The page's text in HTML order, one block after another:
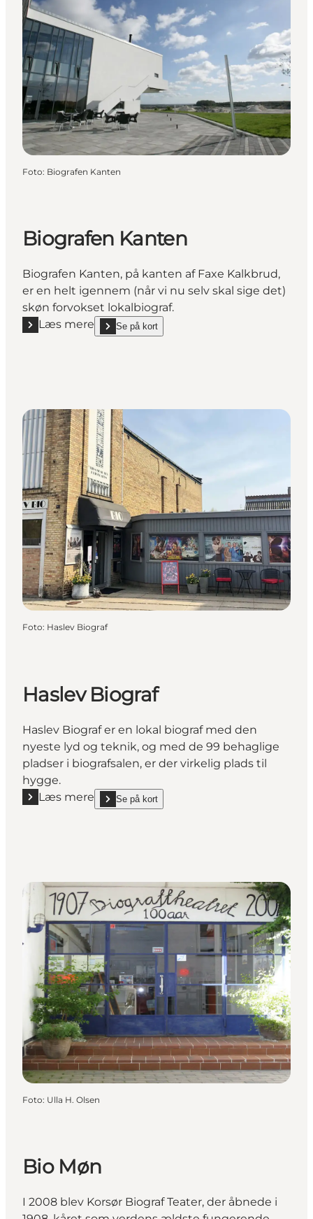
Foto: Biografen Kanten
Biografen Kanten
Biografen Kanten, på kanten af Faxe Kalkbrud,
er en helt igennem (når vi nu selv skal sige det)
skøn forvokset lokalbiograf.
Læs mere
Læs mere "Biografen Kanten"
Se på kort
show Biografen Kanten on_map
Foto: Haslev Biograf
Haslev Biograf
Haslev Biograf er en lokal biograf med den
nyeste lyd og teknik, og med de 99 behaglige
pladser i biografsalen, er der virkelig plads til
hygge.
Læs mere
Læs mere "Haslev Biograf"
Se på kort
show Haslev Biograf on_map
Foto: Ulla H. Olsen
Bio Møn
I 2008 blev Korsør Biograf Teater, der åbnede i